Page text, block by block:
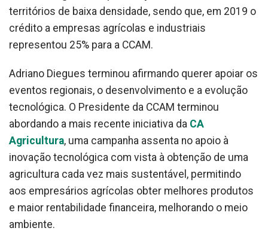
territórios de baixa densidade, sendo que, em 2019 o
crédito a empresas agrícolas e industriais
representou 25% para a CCAM.
Adriano Diegues terminou afirmando querer apoiar os
eventos regionais, o desenvolvimento e a evolução
tecnológica. O Presidente da CCAM terminou
abordando a mais recente iniciativa da CA
Agricultura, uma campanha assenta no apoio à
inovação tecnológica com vista à obtenção de uma
agricultura cada vez mais sustentável, permitindo
aos empresários agrícolas obter melhores produtos
e maior rentabilidade financeira, melhorando o meio
ambiente.